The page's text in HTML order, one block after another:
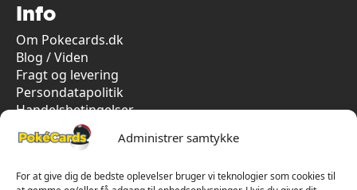
Administrer samtykke
For at give dig de bedste oplevelser bruger vi teknologier som cookies til
Info
Om Pokecards.dk
Blog / Viden
Fragt og levering
Persondatapolitik
Handelsbetingelser
Cookiepolitik
Vi har kun 5-stjernet anmeldelser på Trustpilot